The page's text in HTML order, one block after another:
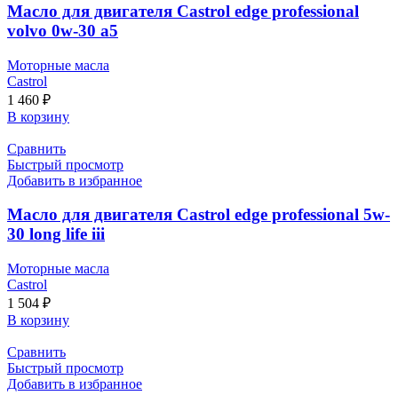
Масло для двигателя Castrol edge professional
volvo 0w-30 a5
Моторные масла
Castrol
1 460 ₽
В корзину
Сравнить
Быстрый просмотр
Добавить в избранное
Масло для двигателя Castrol edge professional 5w-
30 long life iii
Моторные масла
Castrol
1 504 ₽
В корзину
Сравнить
Быстрый просмотр
Добавить в избранное